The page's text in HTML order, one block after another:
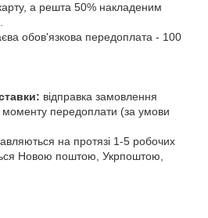
а решта 50% накладеним
обов'язкова передоплата - 100
відправка замовлення
моменту передоплати (за умови
на протязі 1-5 робочих
Новою поштою, Укрпоштою,